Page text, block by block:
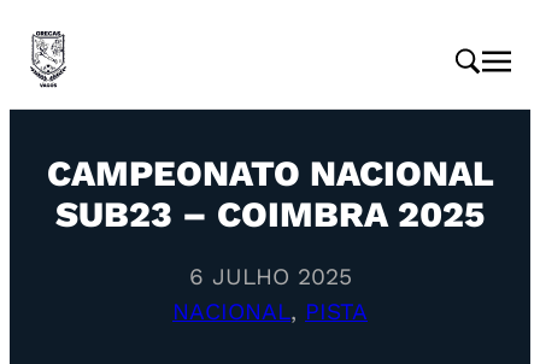
CAMPEONATO NACIONAL
SUB23 – COIMBRA 2025
6 JULHO 2025
NACIONAL, PISTA